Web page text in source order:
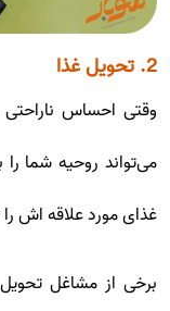
2. تحویل غذا
وقتی احساس
می‌تواند روحیه شما
غذای مورد علاقه اش
برخی از مشاغل